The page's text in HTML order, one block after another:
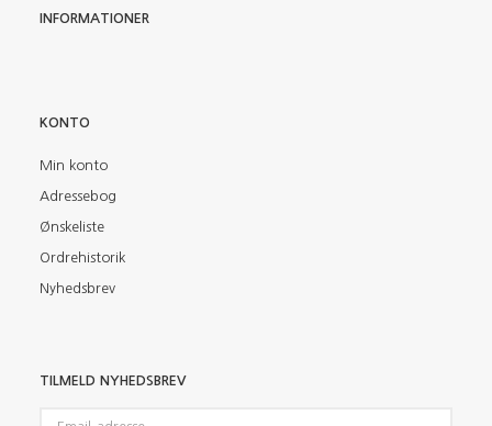
INFORMATIONER
KONTO
Min konto
Adressebog
Ønskeliste
Ordrehistorik
Nyhedsbrev
TILMELD NYHEDSBREV